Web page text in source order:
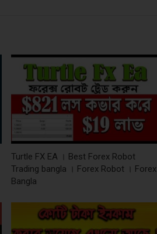
Turtle FX EA । Best Forex Robot
Trading bangla । Forex Robot । Forex
Bangla